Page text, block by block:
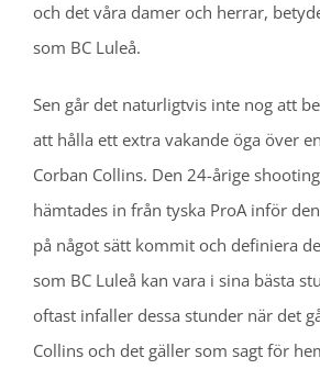
och det våra damer och herrar,
som BC Luleå.
Sen går det naturligtvis inte nog att
att hålla ett extra vakande öga över
Corban Collins. Den 24-årige
hämtades in från tyska ProA inför
på något sätt kommit och definiera
som BC Luleå kan vara i sina bästa
oftast infaller dessa stunder när det
Collins och det gäller som sagt för